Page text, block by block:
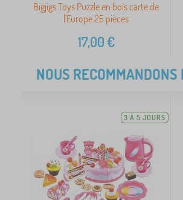
Bigjigs Toys Puzzle en bois carte de
l'Europe 25 pièces
17,00€
NOUS
3 À 5 JOURS